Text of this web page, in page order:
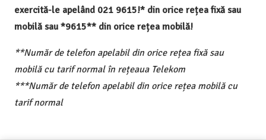
exercită-le apelând 021 9615!* din orice rețea fixă sau
mobilă sau *9615** din orice rețea mobilă!
**Număr de telefon apelabil din orice rețea fixă sau
mobilă cu tarif normal în rețeaua Telekom
***Număr de telefon apelabil din orice rețea mobilă cu
tarif normal